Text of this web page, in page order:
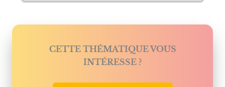
CETTE THÉMATIQUE VOUS
INTÉRESSE ?